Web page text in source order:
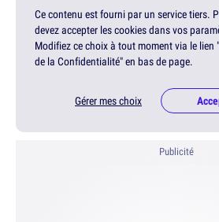
Ce contenu est fourni par un service tiers.
devez accepter les cookies dans vos
Modifiez ce choix à tout moment via le lien
de la Confidentialité" en bas de page.
Gérer mes choix
Publicité